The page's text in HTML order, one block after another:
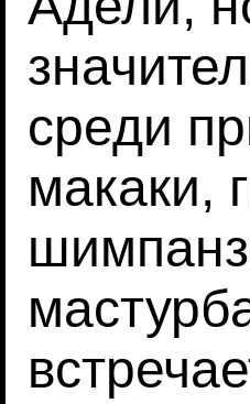
среди
макаки,